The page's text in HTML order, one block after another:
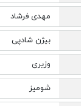
مهدی فرشاد
بیژن شادپی
وزیری
شومیز